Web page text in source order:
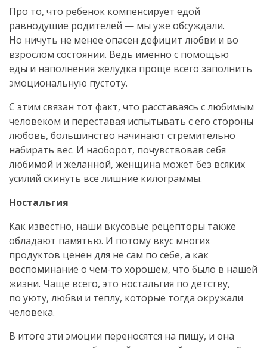
Про то, что ребенок компенсирует едой
равнодушие родителей — мы уже обсуждали.
Но ничуть не менее опасен дефицит любви и во
взрослом состоянии. Ведь именно с помощью
еды и наполнения желудка проще всего заполнить
эмоциональную пустоту.
С этим связан тот факт, что расставаясь с любимым
человеком и переставая испытывать с его стороны
любовь, большинство начинают стремительно
набирать вес. И наоборот, почувствовав себя
любимой и желанной, женщина может без всяких
усилий скинуть все лишние килограммы.
Ностальгия
Как известно, наши вкусовые рецепторы также
обладают памятью. И потому вкус многих
продуктов ценен для не сам по себе, а как
воспоминание о чем-то хорошем, что было в нашей
жизни. Чаще всего, это ностальгия по детству,
по уюту, любви и теплу, которые тогда окружали
человека.
В итоге эти эмоции переносятся на пищу, и она